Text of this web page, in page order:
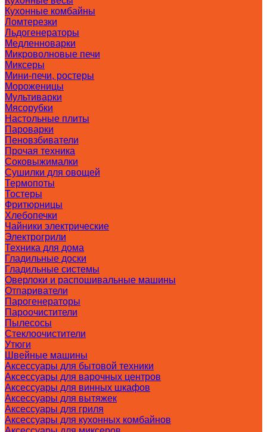
Кухонные комбайны
Ломтерезки
Льдогенераторы
Медленноварки
Микроволновые печи
Миксеры
Мини-печи, ростеры
Мороженицы
Мультиварки
Мясорубки
Настольные плиты
Пароварки
Пеновзбиватели
Прочая техника
Соковыжималки
Сушилки для овощей
Термопоты
Тостеры
Фритюрницы
Хлебопечки
Чайники электрические
Электрогрили
Техника для дома
Гладильные доски
Гладильные системы
Оверлоки и распошивальные машины
Отпариватели
Парогенераторы
Пароочистители
Пылесосы
Стеклоочистители
Утюги
Швейные машины
Аксессуары для бытовой техники
Аксессуары для варочных центров
Аксессуары для винных шкафов
Аксессуары для вытяжек
Аксессуары для гриля
Аксессуары для кухонных комбайнов